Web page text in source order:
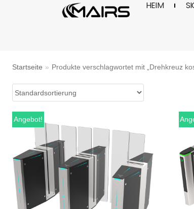
HEIM
Startseite » Produkte verschlagwortet mit „Drehkreuz
Angebot!